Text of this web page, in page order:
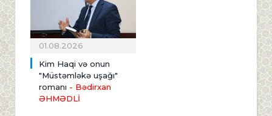
01.08.2026
Kim Haqi və onun
"Müstəmləkə uşağı"
romanı - Bədirxan
ƏHMƏDLİ